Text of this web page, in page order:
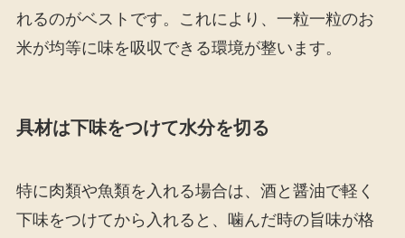
れるのがベストです。これにより、一粒一粒のお
米が均等に味を吸収できる環境が整います。
具材は下味をつけて水分を切る
特に肉類や魚類を入れる場合は、酒と醤油で軽く
下味をつけてから入れると、噛んだ時の旨味が格